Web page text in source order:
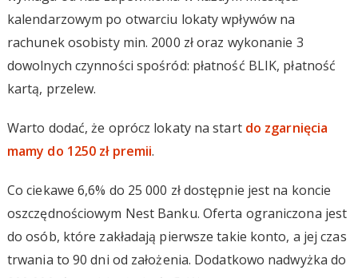
kalendarzowym po otwarciu lokaty wpływów na
rachunek osobisty min. 2000 zł oraz wykonanie 3
dowolnych czynności spośród: płatność BLIK, płatność
kartą, przelew.
Warto dodać, że oprócz lokaty na start do zgarnięcia
mamy do 1250 zł premii.
Co ciekawe 6,6% do 25 000 zł dostępnie jest na koncie
oszczędnościowym Nest Banku. Oferta ograniczona jest
do osób, które zakładają pierwsze takie konto, a jej czas
trwania to 90 dni od założenia. Dodatkowo nadwyżka do